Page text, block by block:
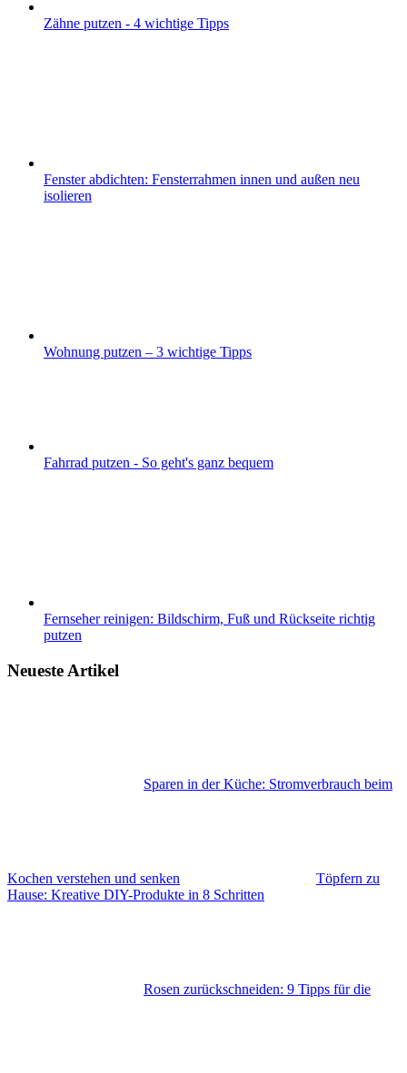
Zähne putzen - 4 wichtige Tipps
Fenster abdichten: Fensterrahmen innen und außen neu
isolieren
Wohnung putzen – 3 wichtige Tipps
Fahrrad putzen - So geht's ganz bequem
Fernseher reinigen: Bildschirm, Fuß und Rückseite richtig
putzen
Neueste Artikel
Sparen in der Küche: Stromverbrauch beim
Kochen verstehen und senken
Töpfern zu
Hause: Kreative DIY-Produkte in 8 Schritten
Rosen zurückschneiden: 9 Tipps für die